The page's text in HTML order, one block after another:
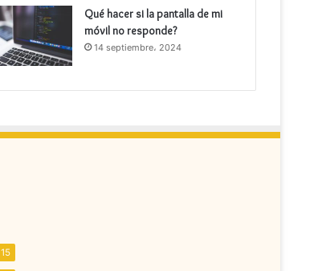
Qué hacer si la pantalla de mi
móvil no responde?
14 septiembre، 2024
15